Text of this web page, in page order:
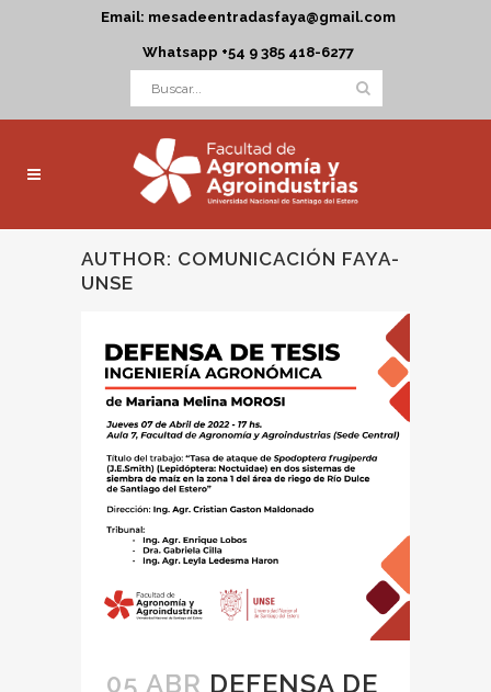
Email: mesadeentradasfaya@gmail.com
Whatsapp +54 9 385 418-6277
AUTHOR: COMUNICACIÓN FAYA-
UNSE
05 ABR DEFENSA DE